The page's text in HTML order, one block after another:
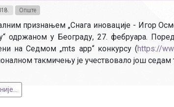
Опште
признањем „Снага иновације - Игор
одржаном у Београду, 27. фебруара.
на Седмом „mts app“ конкурсу (https://
такмичењу је учествовало још